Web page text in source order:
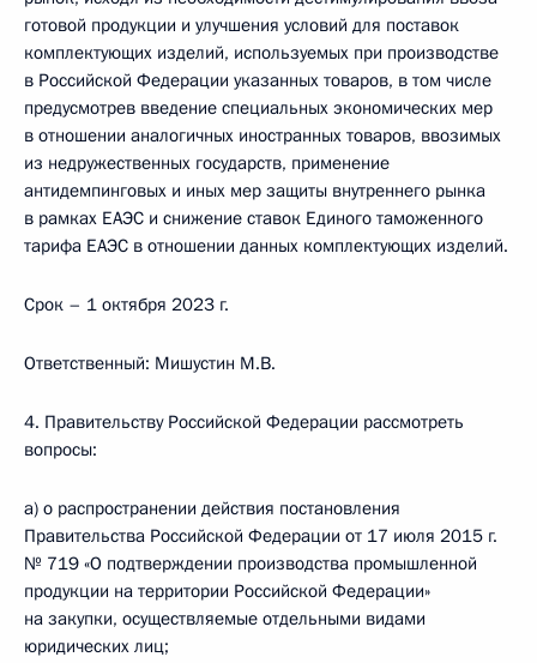
готовой продукции и улучшения условий для поставок
комплектующих изделий, используемых при производстве
в Российской Федерации указанных товаров, в том числе
предусмотрев введение специальных экономических мер
в отношении аналогичных иностранных товаров, ввозимых
из недружественных государств, применение
антидемпинговых и иных мер защиты внутреннего рынка
в рамках ЕАЭС и снижение ставок Единого таможенного
тарифа ЕАЭС в отношении данных комплектующих изделий.
Срок – 1 октября 2023 г.
Ответственный: Мишустин М.В.
4. Правительству Российской Федерации рассмотреть
вопросы:
а) о распространении действия постановления
Правительства Российской Федерации от 17 июля 2015 г.
№ 719 «О подтверждении производства промышленной
продукции на территории Российской Федерации»
на закупки, осуществляемые отдельными видами
юридических лиц;